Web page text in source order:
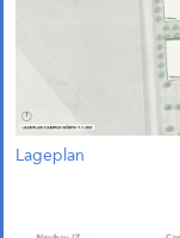
Lageplan